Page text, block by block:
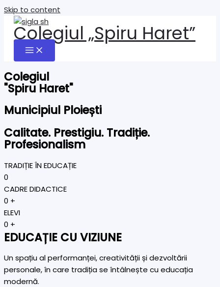
Skip to content
Colegiul „Spiru Haret”
Colegiul
"Spiru Haret"
Municipiul Ploiești
Calitate. Prestigiu. Tradiție.
Profesionalism
TRADIȚIE ÎN EDUCAȚIE
0
CADRE DIDACTICE
0 +
ELEVI
0 +
EDUCAȚIE CU VIZIUNE
Un spațiu al performanței, creativității și dezvoltării
personale, în care tradiția se întâlnește cu educația
modernă.